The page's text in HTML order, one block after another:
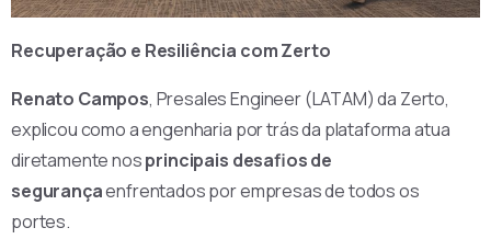
Recuperação e Resiliência com Zerto
Renato Campos, Presales Engineer (LATAM) da Zerto,
explicou como a engenharia por trás da plataforma atua
diretamente nosprincipais desafios de
segurançaenfrentados por empresas de todos os
portes.